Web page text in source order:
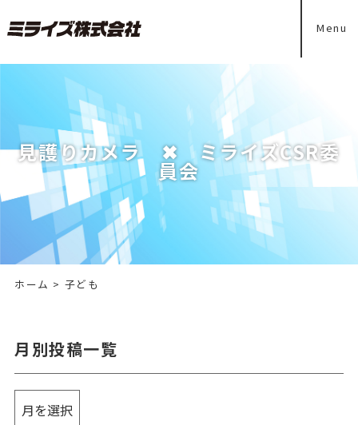
Menu
見護りカメラ ✖ ミライズCSR委
員会
ホーム > 子ども
月別投稿一覧